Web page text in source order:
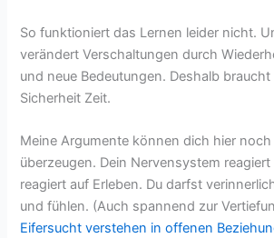
So funktioniert das Lernen leider nicht.
verändert Verschaltungen durch
und neue Bedeutungen. Deshalb
Sicherheit Zeit.
Meine Argumente können dich hier
überzeugen. Dein Nervensystem
reagiert auf Erleben. Du darfst
und fühlen. (Auch spannend zur
Eifersucht verstehen in offenen